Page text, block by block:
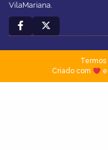
VilaMariana.
Termos|
Criado com
e